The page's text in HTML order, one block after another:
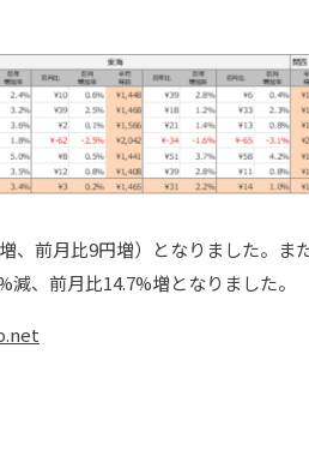
、前月比9円増）となりました。ま
、前月比14.7%増となりました。